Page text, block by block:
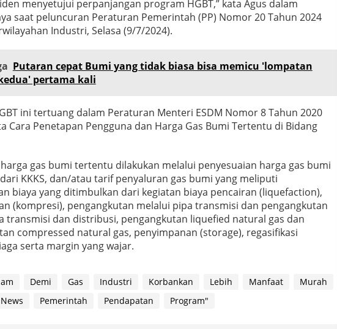
menyetujui perpanjangan program HGBT,” kata Agus dalam
saat peluncuran Peraturan Pemerintah (PP) Nomor 20 Tahun 2024
Industri, Selasa (9/7/2024).
Putaran cepat Bumi yang tidak biasa bisa memicu 'lompatan
pertama kali
ini tertuang dalam Peraturan Menteri ESDM Nomor 8 Tahun 2020
Cara Penetapan Pengguna dan Harga Gas Bumi Tertentu di Bidang
gas bumi tertentu dilakukan melalui penyesuaian harga gas bumi
KKKS, dan/atau tarif penyaluran gas bumi yang meliputi
biaya yang ditimbulkan dari kegiatan biaya pencairan (liquefaction),
(kompresi), pengangkutan melalui pipa transmisi dan pengangkutan
transmisi dan distribusi, pengangkutan liquefied natural gas dan
compressed natural gas, penyimpanan (storage), regasifikasi
serta margin yang wajar.
Demi Gas Industri Korbankan Lebih Manfaat
Murah
News Pemerintah Pendapatan Program"